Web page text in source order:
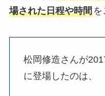
場された日程や時間を
松岡修造さんが
に登場したのは、